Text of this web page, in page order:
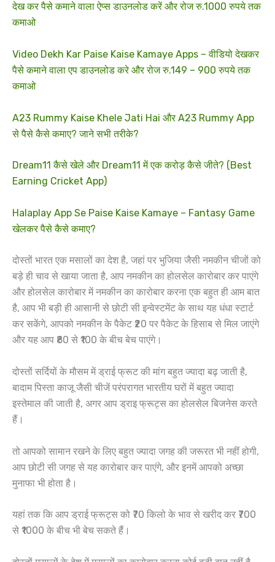
देख कर पैसे कमाने वाला ऐप्स डाउनलोड करें और रोज रु.1000 रुपये तक
कमाओ
Video Dekh Kar Paise Kaise Kamaye Apps – वीडियो देखकर
पैसे कमाने वाला एप डाउनलोड करे और रोज रु.149 – 900 रुपये तक
कमाओ
A23 Rummy Kaise Khele Jati Hai और A23 Rummy App
से पैसे कैसे कमाए? जाने सभी तरीके?
Dream11 कैसे खेले और Dream11 में एक करोड़ कैसे जीते? (Best
Earning Cricket App)
Halaplay App Se Paise Kaise Kamaye – Fantasy Game
खेलकर पैसे कैसे कमाए?
दोस्तों भारत एक मसालों का देश है, जहां पर भुजिया जैसी नमकीन चीजों को
बड़े ही चाव से खाया जाता है, आप नमकीन का होलसेल कारोबार कर पाएंगे
और होलसेल कारोबार में नमकीन का कारोबार करना एक बहुत ही आम बात
है, आप भी बड़ी ही आसानी से छोटी सी इन्वेस्टमेंट के साथ यह धंधा स्टार्ट
कर सकेंगे, आपको नमकीन के पैकेट ₹20 पर पैकेट के हिसाब से मिल जाएंगे
और यह आप ₹80 से ₹100 के बीच बेच पाएंगे।
दोस्तों सर्दियों के मौसम में ड्राई फ्रूट की मांग बहुत ज्यादा बढ़ जाती है,
बादाम पिस्ता काजू जैसी चीजें परंपरागत भारतीय घरों में बहुत ज्यादा
इस्तेमाल की जाती है, अगर आप ड्राइ फ्रूट्स का होलसेल बिजनेस करते
हैं।
तो आपको सामान रखने के लिए बहुत ज्यादा जगह की जरूरत भी नहीं होगी,
आप छोटी सी जगह से यह कारोबार कर पाएंगे, और इनमें आपको अच्छा
मुनाफा भी होता है।
यहां तक कि आप ड्राई फ्रूट्स को ₹70 किलो के भाव से खरीद कर ₹700
से ₹1000 के बीच भी बेच सकते हैं।